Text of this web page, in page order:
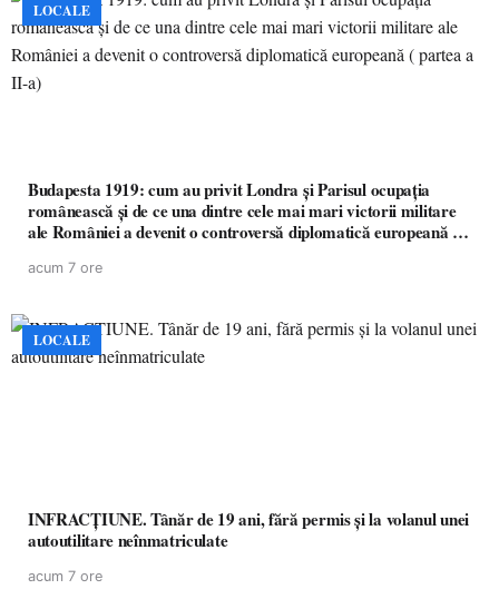
LOCALE
Budapesta 1919: cum au privit Londra și Parisul ocupația
românească și de ce una dintre cele mai mari victorii militare
ale României a devenit o controversă diplomatică europeană (
acum 7 ore
LOCALE
INFRACȚIUNE. Tânăr de 19 ani, fără permis și la volanul unei
autoutilitare neînmatriculate
acum 7 ore